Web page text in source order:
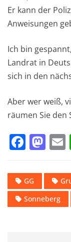
Er kann der
Anweisungen
Ich bin
Landrat in
sich in den
Aber wer weiß,
räumen Sie den
F
c
e
b
M
st
o
d
l
GG
Sonneberg